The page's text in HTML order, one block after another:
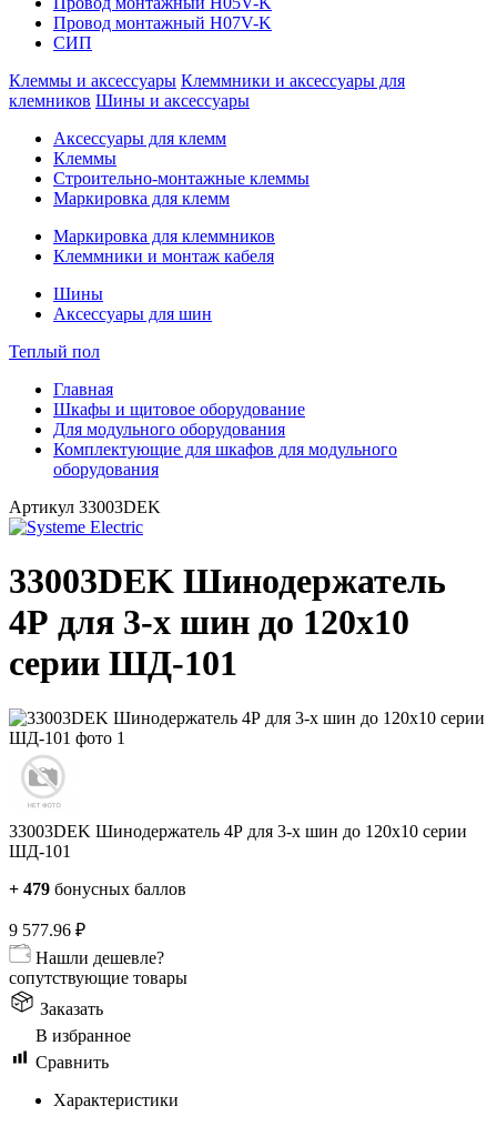
Провод монтажный H07V-K
СИП
Клеммы и аксессуары Клеммники и аксессуары для
клемников Шины и аксессуары
Аксессуары для клемм
Клеммы
Строительно-монтажные клеммы
Маркировка для клемм
Маркировка для клеммников
Клеммники и монтаж кабеля
Шины
Аксессуары для шин
Теплый пол
Главная
Шкафы и щитовое оборудование
Для модульного оборудования
Комплектующие для шкафов для модульного
оборудования
Артикул 33003DEK
33003DEK Шинодержатель
4Р для 3-х шин до 120х10
серии ШД-101
33003DEK Шинодержатель 4Р для 3-х шин до 120х10 серии
ШД-101
+ 479 бонусных баллов
9 577.96 ₽
Нашли дешевле?
сопутствующие товары
Заказать
В избранное
Сравнить
Характеристики